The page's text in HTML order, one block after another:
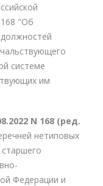
168 "Об
системе
им
N 168 (ред.
нетиповых
Федерации и